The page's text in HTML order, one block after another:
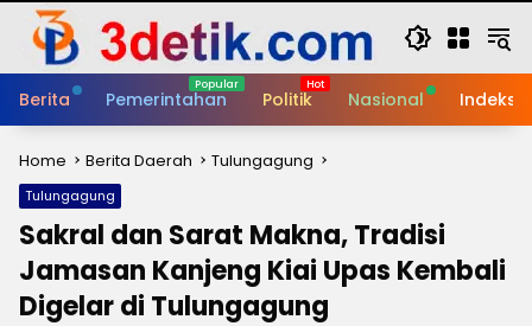
Berita Pemerintahan Politik Nasional Indeks
Home Berita Daerah Tulungagung
Tulungagung
Sakral dan Sarat Makna, Tradisi
Jamasan Kanjeng Kiai Upas Kembali
Digelar di Tulungagung